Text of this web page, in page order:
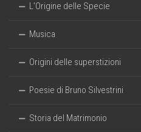
L’Origine delle Specie
Musica
Origini delle superstizioni
Poesie di Bruno Silvestrini
Storia del Matrimonio